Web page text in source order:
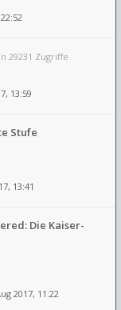
29231 Zugriffe
13:59
Stufe
13:41
Die Kaiser-
2017, 11:22